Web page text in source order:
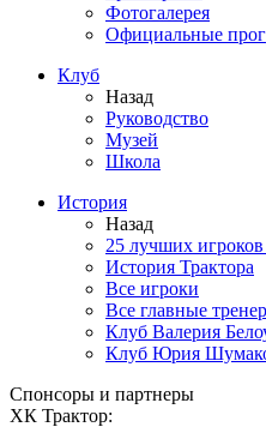
Фотогалерея
Официальные
Клуб
Назад
Руководство
Музей
Школа
История
Назад
25 лучших
История Трактора
Все игроки
Все главные
Клуб Валерия
Клуб Юрия
Спонсоры и партнеры
ХК Трактор: